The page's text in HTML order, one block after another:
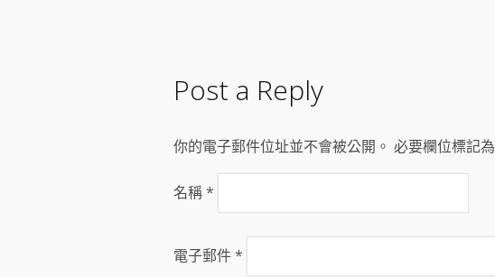
Post a Reply
你的電子郵件位址並不會被公開。 必要欄位標記為
名稱*
電子郵件*